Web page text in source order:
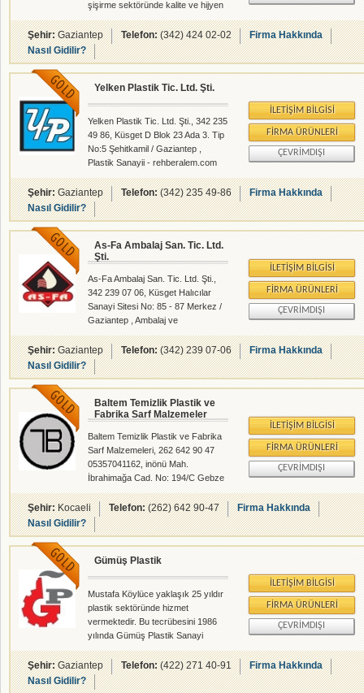
Olmak Verimlilik ve Tutumluluk
Dakiklik / Disiplin
şişirme sektöründe kalite ve hijyen
standartlarından taviz vermeyerek
hizmet etmektedir.
Şehir:Gaziantep Telefon:(342) 424 02-02
Firma Hakkında
Nasıl Gidilir?
Yelken Plastik Tic. Ltd. Şti.
Yelken Plastik Tic. Ltd. Şti., 342 235
49 86, Küsget D Blok 23 Ada 3. Tip
No:5 Şehitkamil / Gaziantep ,
Plastik Sanayii - rehberalem.com
alanlarında faliyet gösteren
firmamızdır.
İLETIŞIM BILGISI
FIRMA ÜRÜNLERI
ÇEVRIMDIŞI
Şehir:Gaziantep Telefon:(342) 235 49-86
Firma Hakkında
Nasıl Gidilir?
As-Fa Ambalaj San. Tic. Ltd.
Şti.
As-Fa Ambalaj San. Tic. Ltd. Şti.,
342 239 07 06, Küsget Halıcılar
Sanayi Sitesi No: 85 - 87 Merkez /
Gaziantep , Ambalaj ve
Hammaddeleri - Ambalaj Makineleri
- Yardımcı Ambalaj Ürünleri - Plastik
Sanayii - rehberalem.com
alanlarında faliyet gösteren
firmamızdır.
İLETIŞIM BILGISI
FIRMA ÜRÜNLERI
ÇEVRIMDIŞI
Şehir:Gaziantep Telefon:(342) 239 07-06
Firma Hakkında
Nasıl Gidilir?
Baltem Temizlik Plastik ve
Fabrika Sarf Malzemeler
Baltem Temizlik Plastik ve Fabrika
Sarf Malzemeleri, 262 642 90 47
05357041162, inönü Mah.
İbrahimağa Cad. No: 194/C Gebze
/ KOCAELİ Gebze / Kocaeli ,
Temizlik Malzemeleri - Plastik
Sanayii - rehberalem.com
alanlarında faliyet gösteren
firmamızdır.
İLETIŞIM BILGISI
FIRMA ÜRÜNLERI
ÇEVRIMDIŞI
Şehir:Kocaeli Telefon:(262) 642 90-47
Firma Hakkında
Nasıl Gidilir?
Gümüş Plastik
Mustafa Köylüce yaklaşık 25 yıldır
plastik sektöründe hizmet
vermektedir. Bu tecrübesini 1986
yılında Gümüş Plastik Sanayi
şirketini kurarak başta Gaziantep
olmak üzere tüm Türkiye ye hizmet
vermeyi anlayış edinmiştir.
İLETIŞIM BILGISI
FIRMA ÜRÜNLERI
ÇEVRIMDIŞI
Şehir:Gaziantep Telefon:(422) 271 40-91
Firma Hakkında
Nasıl Gidilir?